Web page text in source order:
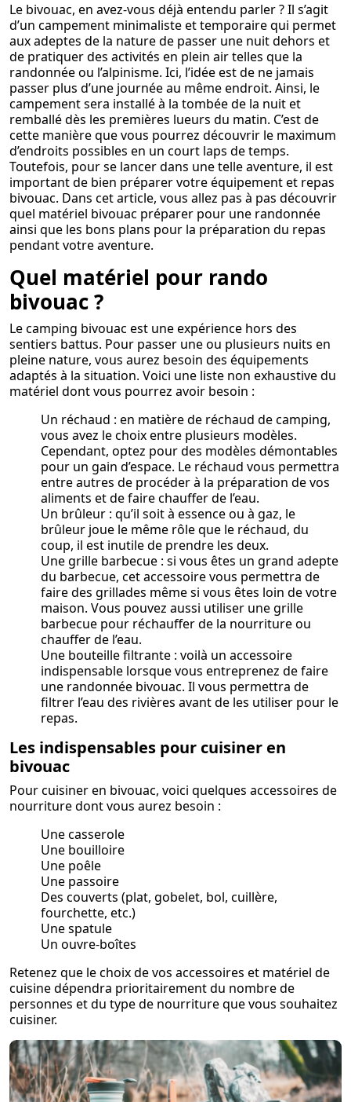
Le bivouac, en avez-vous déjà entendu parler ? Il s’agit
d’un campement minimaliste et temporaire qui permet
aux adeptes de la nature de passer une nuit dehors et
de pratiquer des activités en plein air telles que la
randonnée ou l’alpinisme. Ici, l’idée est de ne jamais
passer plus d’une journée au même endroit. Ainsi, le
campement sera installé à la tombée de la nuit et
remballé dès les premières lueurs du matin. C’est de
cette manière que vous pourrez découvrir le maximum
d’endroits possibles en un court laps de temps.
Toutefois, pour se lancer dans une telle aventure, il est
important de bien préparer votre équipement et repas
bivouac. Dans cet article, vous allez pas à pas découvrir
quel matériel bivouac préparer pour une randonnée
ainsi que les bons plans pour la préparation du repas
pendant votre aventure.
Quel matériel pour rando
bivouac ?
Le camping bivouac est une expérience hors des
sentiers battus. Pour passer une ou plusieurs nuits en
pleine nature, vous aurez besoin des équipements
adaptés à la situation. Voici une liste non exhaustive du
matériel dont vous pourrez avoir besoin :
Un réchaud : en matière de réchaud de camping,
vous avez le choix entre plusieurs modèles.
Cependant, optez pour des modèles démontables
pour un gain d’espace. Le réchaud vous permettra
entre autres de procéder à la préparation de vos
aliments et de faire chauffer de l’eau.
Un brûleur : qu’il soit à essence ou à gaz, le
brûleur joue le même rôle que le réchaud, du
coup, il est inutile de prendre les deux.
Une grille barbecue : si vous êtes un grand adepte
du barbecue, cet accessoire vous permettra de
faire des grillades même si vous êtes loin de votre
maison. Vous pouvez aussi utiliser une grille
barbecue pour réchauffer de la nourriture ou
chauffer de l’eau.
Une bouteille filtrante : voilà un accessoire
indispensable lorsque vous entreprenez de faire
une randonnée bivouac. Il vous permettra de
filtrer l’eau des rivières avant de les utiliser pour le
repas.
Les indispensables pour cuisiner en
bivouac
Pour cuisiner en bivouac, voici quelques accessoires de
nourriture dont vous aurez besoin :
Une casserole
Une bouilloire
Une poêle
Une passoire
Des couverts (plat, gobelet, bol, cuillère,
fourchette, etc.)
Une spatule
Un ouvre-boîtes
Retenez que le choix de vos accessoires et matériel de
cuisine dépendra prioritairement du nombre de
personnes et du type de nourriture que vous souhaitez
cuisiner.